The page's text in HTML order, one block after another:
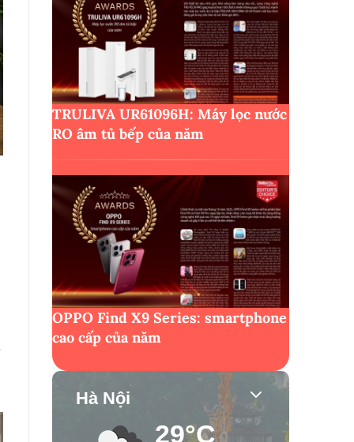
TRULIVA UR61096H: Máy lọc nước
RO âm tủ bếp của năm
OPPO Find X9 Series: smartphone
cao cấp của năm
Hà Nội
29°C